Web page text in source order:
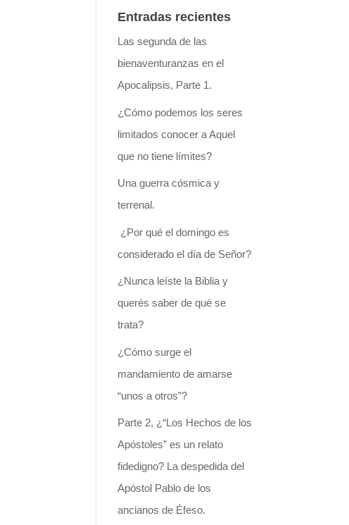
Entradas recientes
Las segunda de las
bienaventuranzas en el
Apocalipsis, Parte 1.
¿Cómo podemos los seres
limitados conocer a Aquel
que no tiene límites?
Una guerra cósmica y
terrenal.
¿Por qué el domingo es
considerado el día de Señor?
¿Nunca leíste la Biblia y
querés saber de qué se
trata?
¿Cómo surge el
mandamiento de amarse
“unos a otros”?
Parte 2, ¿“Los Hechos de los
Apóstoles” es un relato
fidedigno? La despedida del
Apóstol Pablo de los
ancianos de Éfeso.